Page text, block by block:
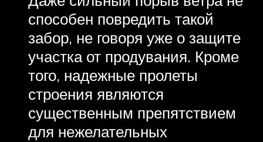
способен повредить такой
забор, не говоря уже о защите
участка от продувания. Кроме
того, надежные пролеты
строения являются
существенным препятствием
для нежелательных